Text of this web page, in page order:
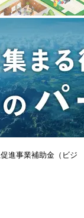
進事業補助金（ビジ